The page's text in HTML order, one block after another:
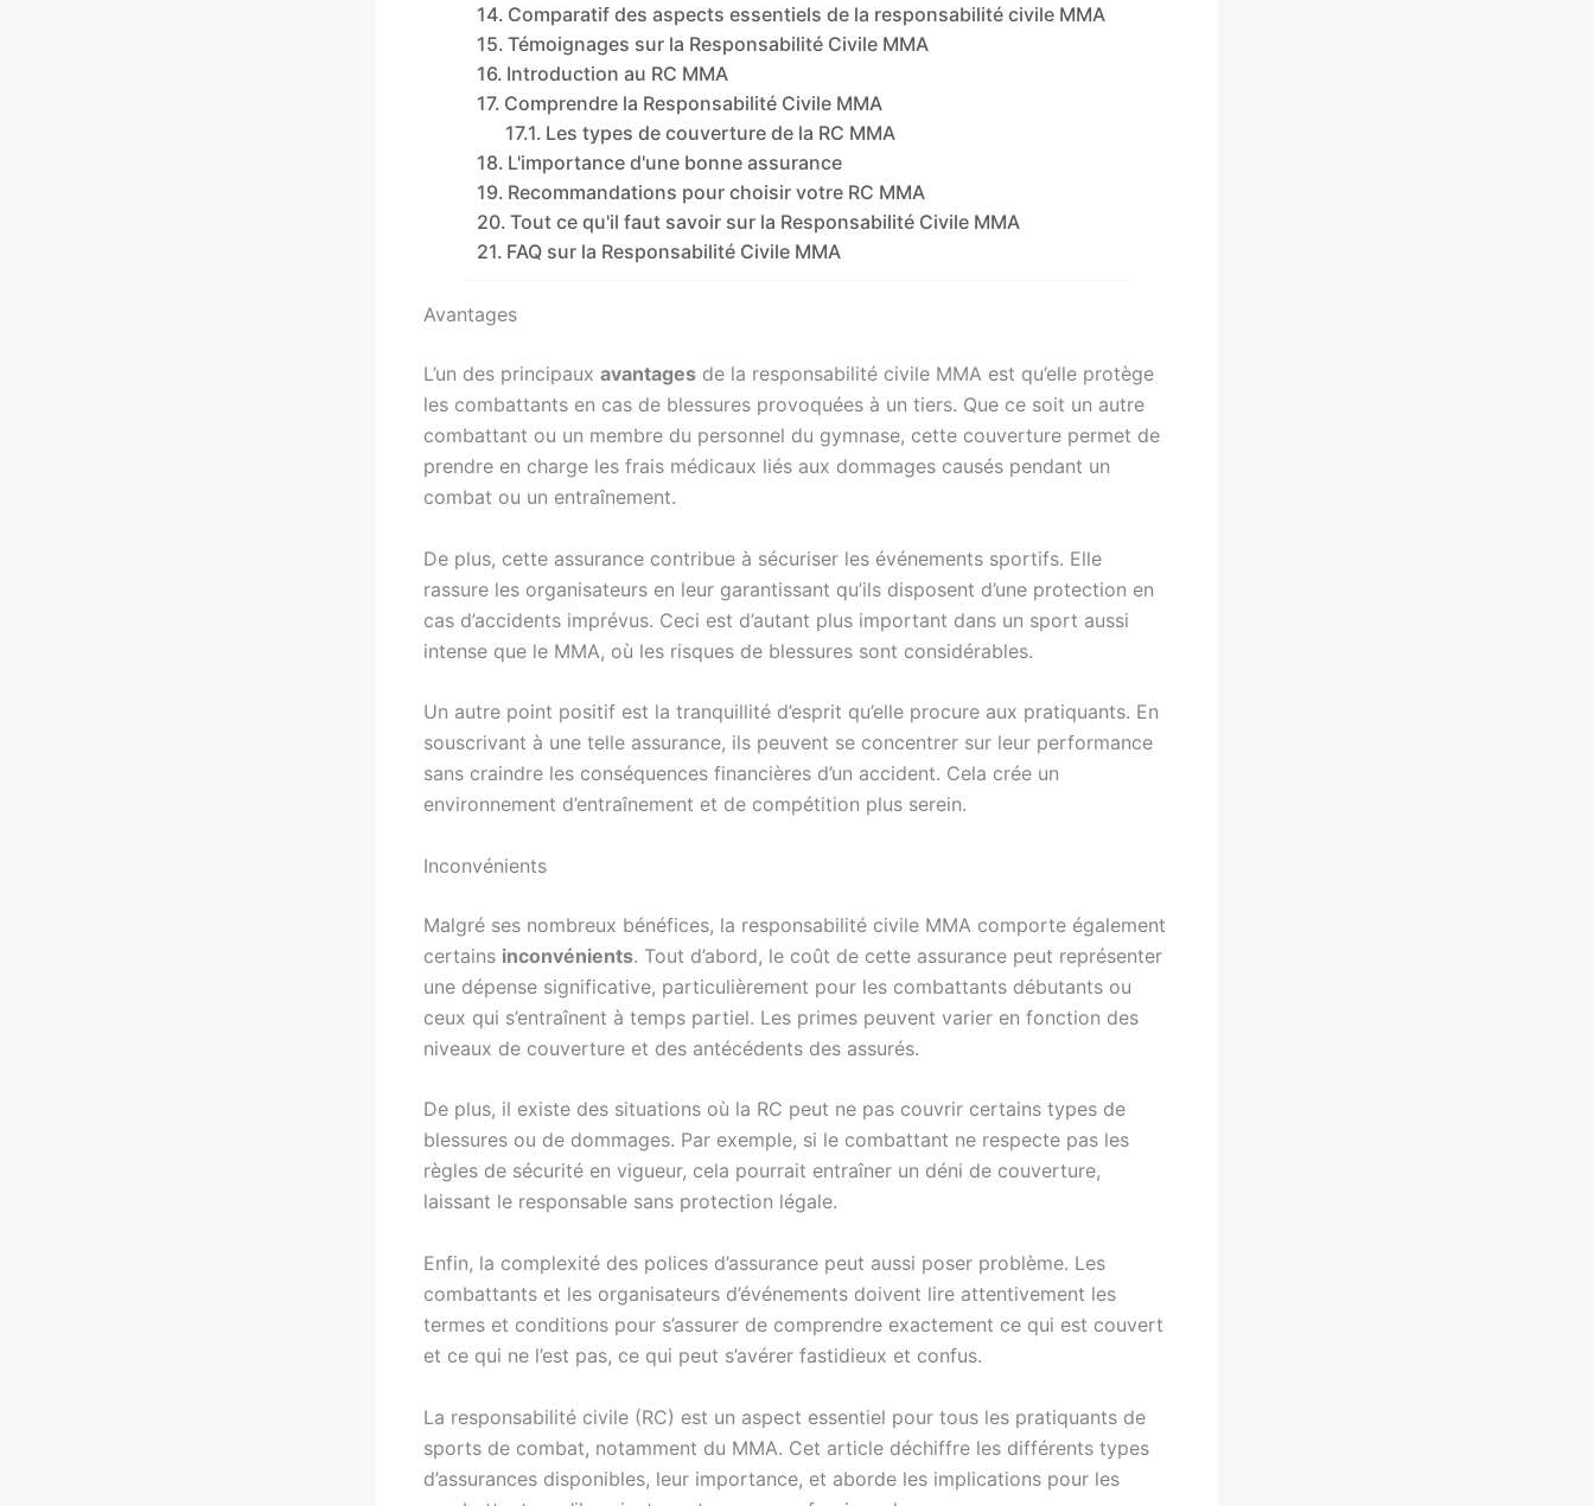
Comparatif des aspects essentiels de la responsabilité civile MMA
Témoignages sur la Responsabilité Civile MMA
Introduction au RC MMA
Comprendre la Responsabilité Civile MMA
Les types de couverture de la RC MMA
L'importance d'une bonne assurance
Recommandations pour choisir votre RC MMA
Tout ce qu'il faut savoir sur la Responsabilité Civile MMA
FAQ sur la Responsabilité Civile MMA
Avantages
L’un des principaux avantages de la responsabilité civile MMA est qu’elle protège
les combattants en cas de blessures provoquées à un tiers. Que ce soit un autre
combattant ou un membre du personnel du gymnase, cette couverture permet de
prendre en charge les frais médicaux liés aux dommages causés pendant un
combat ou un entraînement.
De plus, cette assurance contribue à sécuriser les événements sportifs. Elle
rassure les organisateurs en leur garantissant qu’ils disposent d’une protection en
cas d’accidents imprévus. Ceci est d’autant plus important dans un sport aussi
intense que le MMA, où les risques de blessures sont considérables.
Un autre point positif est la tranquillité d’esprit qu’elle procure aux pratiquants. En
souscrivant à une telle assurance, ils peuvent se concentrer sur leur performance
sans craindre les conséquences financières d’un accident. Cela crée un
environnement d’entraînement et de compétition plus serein.
Inconvénients
Malgré ses nombreux bénéfices, la responsabilité civile MMA comporte également
certains inconvénients. Tout d’abord, le coût de cette assurance peut représenter
une dépense significative, particulièrement pour les combattants débutants ou
ceux qui s’entraînent à temps partiel. Les primes peuvent varier en fonction des
niveaux de couverture et des antécédents des assurés.
De plus, il existe des situations où la RC peut ne pas couvrir certains types de
blessures ou de dommages. Par exemple, si le combattant ne respecte pas les
règles de sécurité en vigueur, cela pourrait entraîner un déni de couverture,
laissant le responsable sans protection légale.
Enfin, la complexité des polices d’assurance peut aussi poser problème. Les
combattants et les organisateurs d’événements doivent lire attentivement les
termes et conditions pour s’assurer de comprendre exactement ce qui est couvert
et ce qui ne l’est pas, ce qui peut s’avérer fastidieux et confus.
La responsabilité civile (RC) est un aspect essentiel pour tous les pratiquants de
sports de combat, notamment du MMA. Cet article déchiffre les différents types
d’assurances disponibles, leur importance, et aborde les implications pour les